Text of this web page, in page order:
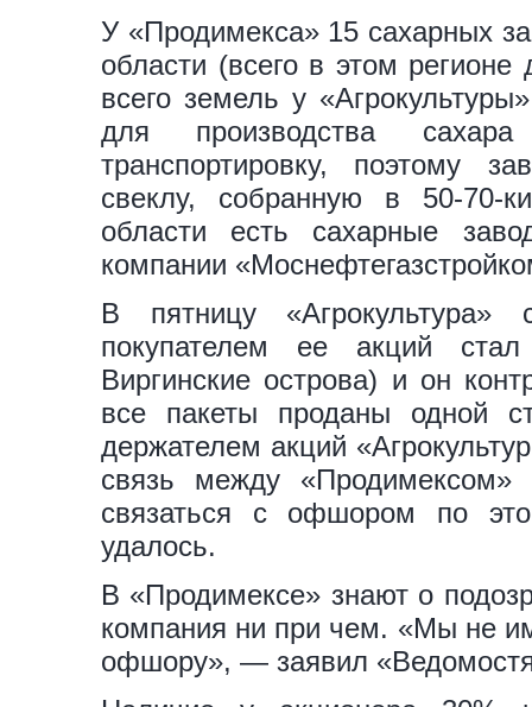
У «Продимекса» 15 сахарных
области (всего в этом
всего земель у
для производства
транспортировку, поэтому
свеклу, собранную в 50-70-
области есть сахарные
компании
В пятницу
покупателем ее акций
Виргинские острова) и он
все пакеты проданы одной
держателем акций
связь между
связаться с офшором по
удалось.
В «Продимексе» знают о
компания ни при чем. «Мы не
офшору», — заявил